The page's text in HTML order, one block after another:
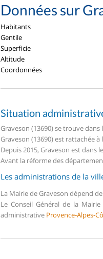
Données sur
Habitants
Gentile
Superficie
Altitude
Coordonnées
Situation
Graveson (13690) se trouve
Graveson (13690) est rattachée
Depuis 2015, Graveson est dans
Avant la réforme des
Les administrations de la
La Mairie de Graveson dépend
Le Conseil Général de la
administrative Provence-Alpes-